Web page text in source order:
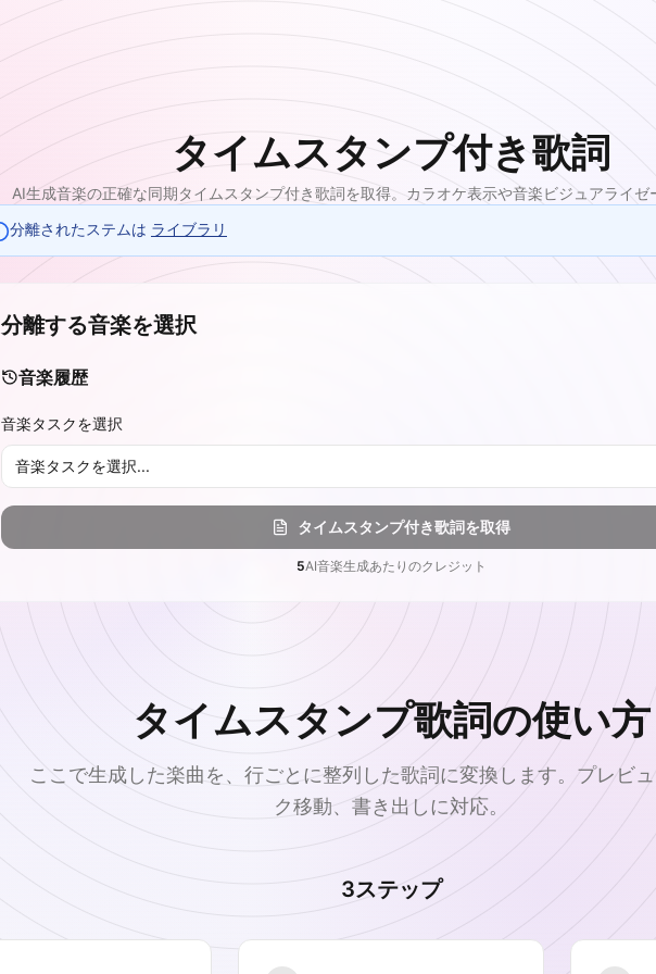
タイムスタンプ付き歌詞
AI生成音楽の正確な同期タイムスタンプ付き歌詞を取得。カラオケ表示や音楽ビジュアライゼ
分離されたステムは ライブラリ
分離する音楽を選択
音楽履歴
音楽タスクを選択
音楽タスクを選択...
タイムスタンプ付き歌詞を取得
5AI音楽生成あたりのクレジット
タイムスタンプ歌詞の使い方
ここで生成した楽曲を、行ごとに整列した歌詞に変換します。プレビ
ク移動、書き出しに対応。
3ステップ